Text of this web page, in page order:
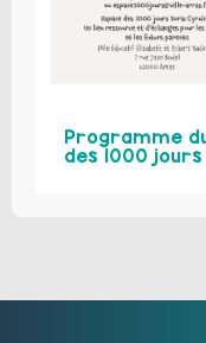
Programme
des 1000